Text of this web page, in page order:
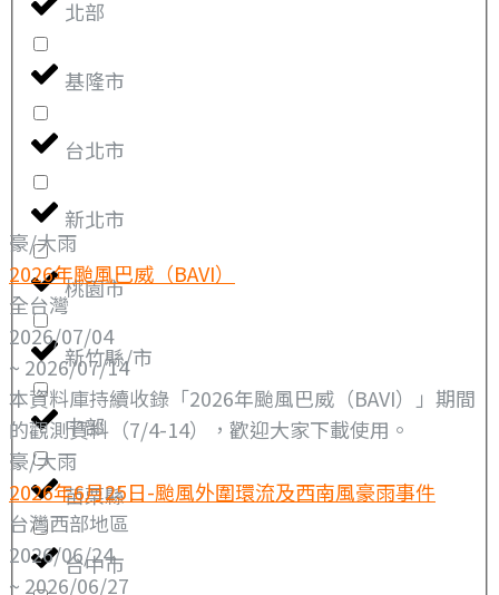
北部
基隆市
台北市
新北市
桃園市
新竹縣/市
中部
苗栗縣
台中市
豪/大雨
2026年颱風巴威（BAVI）
全台灣
2026/07/04
~ 2026/07/14
本資料庫持續收錄「2026年颱風巴威（BAVI）」期間
的觀測資料（7/4-14），歡迎大家下載使用。
豪/大雨
2026年6月25日-颱風外圍環流及西南風豪雨事件
台灣西部地區
2026/06/24
~ 2026/06/27